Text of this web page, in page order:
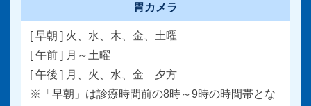
胃カメラ
[ 早朝 ] 火、水、木、金、土曜
[ 午前 ] 月～土曜
[ 午後 ] 月、火、水、金 夕方
※「早朝」は診療時間前の8時～9時の時間帯とな